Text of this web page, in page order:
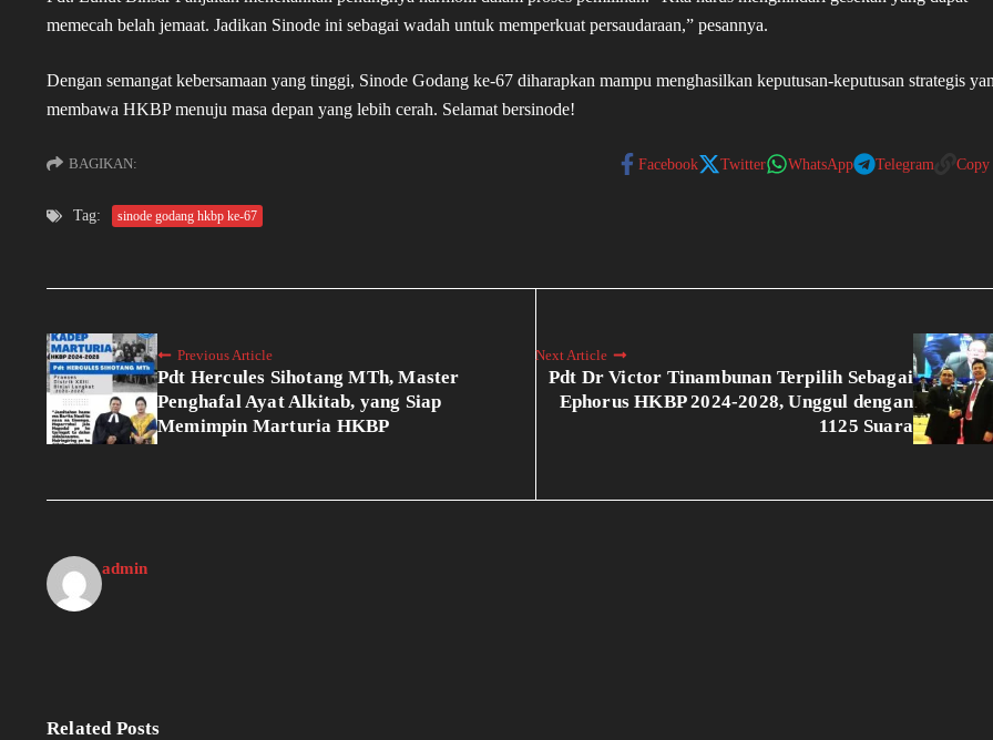
memecah belah jemaat. Jadikan Sinode ini sebagai wadah untuk memperkuat persaudaraan,” pesannya.
Dengan semangat kebersamaan yang tinggi, Sinode Godang ke-67 diharapkan mampu menghasilkan keputusan-keputusan strategis
membawa HKBP menuju masa depan yang lebih cerah. Selamat bersinode!
BAGIKAN: Facebook Twitter WhatsApp Telegram
Tag: sinode godang hkbp ke-67
Previous Article
Pdt Hercules Sihotang MTh, Master
Penghafal Ayat Alkitab, yang Siap
Memimpin Marturia HKBP
Next Article
Pdt Dr Victor Tinambunan Terpilih Sebagai
Ephorus HKBP 2024-2028, Unggul dengan
1125 Suara
admin
Related Posts